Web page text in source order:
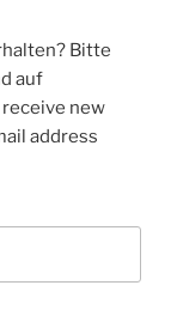
Bitte
auf
new
address